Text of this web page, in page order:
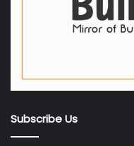
Subscribe Us